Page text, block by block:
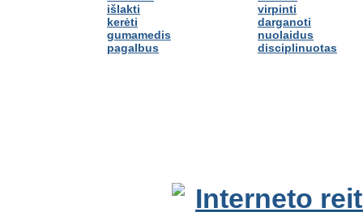
išlakti
kerėti
gumamedis
pagalbus
virpinti
darganoti
nuolaidus
disciplinuotas